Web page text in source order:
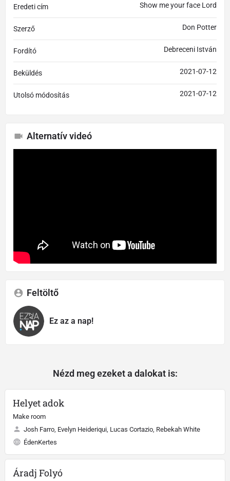
Eredeti cím Show me your face Lord
Szerző Don Potter
Fordító Debreceni István
Beküldés 2021-07-12
Utolsó módosítás 2021-07-12
Alternatív videó
Feltöltő
Ez az a nap!
Nézd meg ezeket a dalokat is:
Helyet adok
Make room
Josh Farro, Evelyn Heideriqui, Lucas Cortazio, Rebekah White
ÉdenKertes
Áradj Folyó